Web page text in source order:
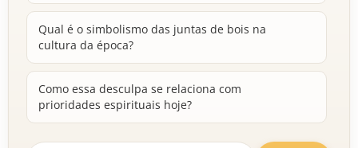
Qual é o simbolismo das juntas de bois na
cultura da época?
Como essa desculpa se relaciona com
prioridades espirituais hoje?